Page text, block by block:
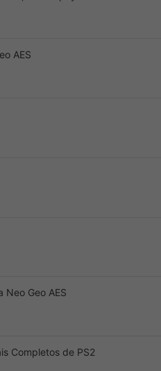
AES
Neo Geo AES
Completos de PS2